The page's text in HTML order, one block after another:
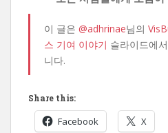
이 글은 @adhrinae님의
스 기여 이야기 슬라이드에
니다.
Share this:
Facebook X